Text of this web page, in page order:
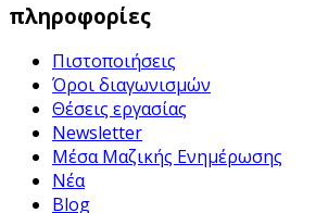
πληροφορίες
Πιστοποιήσεις
Όροι διαγωνισμών
Θέσεις εργασίας
Newsletter
Μέσα Μαζικής Ενημέρωσης
Νέα
Blog